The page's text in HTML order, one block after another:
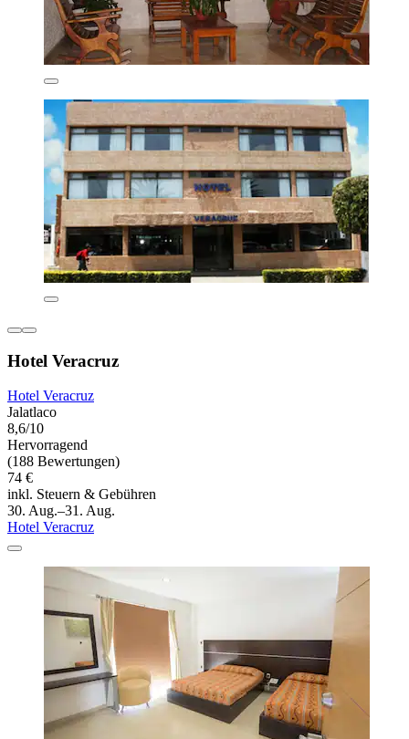
Hotel Veracruz
Hotel Veracruz
Jalatlaco
8,6/10
Hervorragend
(188 Bewertungen)
74 €
inkl. Steuern & Gebühren
30. Aug.–31. Aug.
Hotel Veracruz